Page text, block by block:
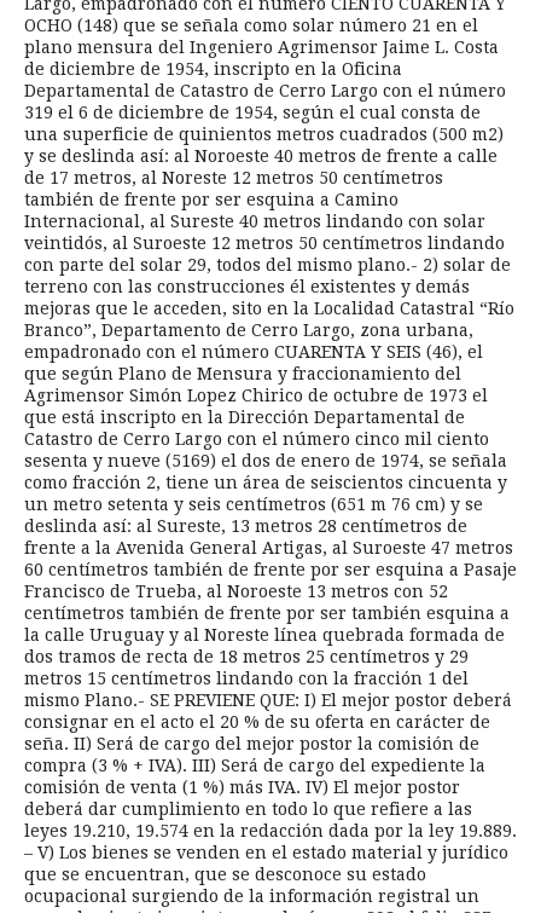
OCHO (148) que se señala como solar número 21 en el
plano mensura del Ingeniero Agrimensor Jaime L. Costa
de diciembre de 1954, inscripto en la Oficina
Departamental de Catastro de Cerro Largo con el número
319 el 6 de diciembre de 1954, según el cual consta de
una superficie de quinientos metros cuadrados (500 m2)
y se deslinda así: al Noroeste 40 metros de frente a calle
de 17 metros, al Noreste 12 metros 50 centímetros
también de frente por ser esquina a Camino
Internacional, al Sureste 40 metros lindando con solar
veintidós, al Suroeste 12 metros 50 centímetros lindando
con parte del solar 29, todos del mismo plano.- 2) solar de
terreno con las construcciones él existentes y demás
mejoras que le acceden, sito en la Localidad Catastral “Río
Branco”, Departamento de Cerro Largo, zona urbana,
empadronado con el número CUARENTA Y SEIS (46), el
que según Plano de Mensura y fraccionamiento del
Agrimensor Simón Lopez Chirico de octubre de 1973 el
que está inscripto en la Dirección Departamental de
Catastro de Cerro Largo con el número cinco mil ciento
sesenta y nueve (5169) el dos de enero de 1974, se señala
como fracción 2, tiene un área de seiscientos cincuenta y
un metro setenta y seis centímetros (651 m 76 cm) y se
deslinda así: al Sureste, 13 metros 28 centímetros de
frente a la Avenida General Artigas, al Suroeste 47 metros
60 centímetros también de frente por ser esquina a Pasaje
Francisco de Trueba, al Noroeste 13 metros con 52
centímetros también de frente por ser también esquina a
la calle Uruguay y al Noreste línea quebrada formada de
dos tramos de recta de 18 metros 25 centímetros y 29
metros 15 centímetros lindando con la fracción 1 del
mismo Plano.- SE PREVIENE QUE: I) El mejor postor deberá
consignar en el acto el 20 % de su oferta en carácter de
seña. II) Será de cargo del mejor postor la comisión de
compra (3 % + IVA). III) Será de cargo del expediente la
comisión de venta (1 %) más IVA. IV) El mejor postor
deberá dar cumplimiento en todo lo que refiere a las
leyes 19.210, 19.574 en la redacción dada por la ley 19.889.
– V) Los bienes se venden en el estado material y jurídico
que se encuentran, que se desconoce su estado
ocupacional surgiendo de la información registral un